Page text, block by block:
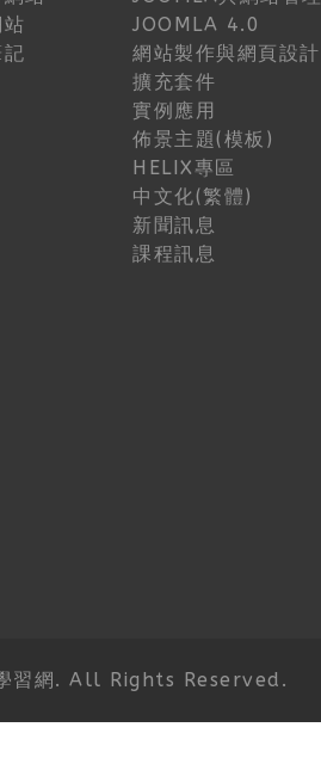
JOOMLA 4.0
網站製作與網頁設計
擴充套件
實例應用
佈景主題(模板)
HELIX專區
中文化(繁體)
新聞訊息
課程訊息
網. All Rights Reserved.